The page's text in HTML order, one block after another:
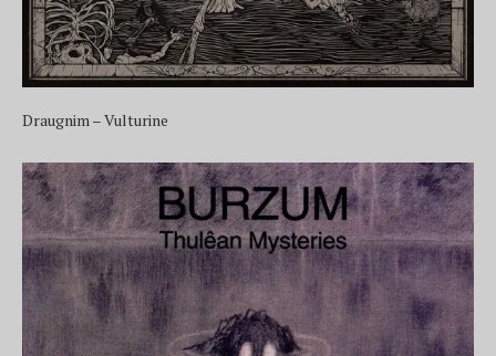
Draugnim – Vulturine